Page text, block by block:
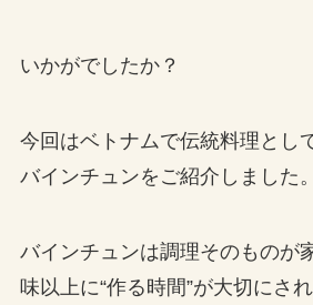
いかがでしたか？
今回はベトナムで伝統料理とし
バインチュンをご紹介しました。
バインチュンは調理そのものが
味以上に“作る時間”が大切にさ